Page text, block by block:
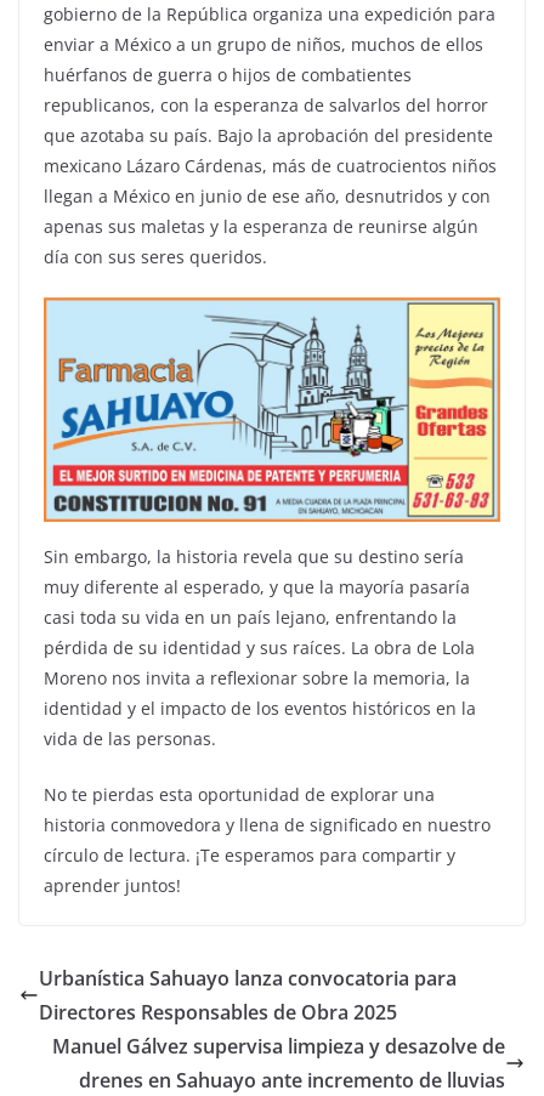
gobierno de la República organiza una expedición para
enviar a México a un grupo de niños, muchos de ellos
huérfanos de guerra o hijos de combatientes
republicanos, con la esperanza de salvarlos del horror
que azotaba su país. Bajo la aprobación del presidente
mexicano Lázaro Cárdenas, más de cuatrocientos niños
llegan a México en junio de ese año, desnutridos y con
apenas sus maletas y la esperanza de reunirse algún
día con sus seres queridos.
Sin embargo, la historia revela que su destino sería
muy diferente al esperado, y que la mayoría pasaría
casi toda su vida en un país lejano, enfrentando la
pérdida de su identidad y sus raíces. La obra de Lola
Moreno nos invita a reflexionar sobre la memoria, la
identidad y el impacto de los eventos históricos en la
vida de las personas.
No te pierdas esta oportunidad de explorar una
historia conmovedora y llena de significado en nuestro
círculo de lectura. ¡Te esperamos para compartir y
aprender juntos!
Urbanística Sahuayo lanza convocatoria para
Directores Responsables de Obra 2025
Manuel Gálvez supervisa limpieza y desazolve de
drenes en Sahuayo ante incremento de lluvias